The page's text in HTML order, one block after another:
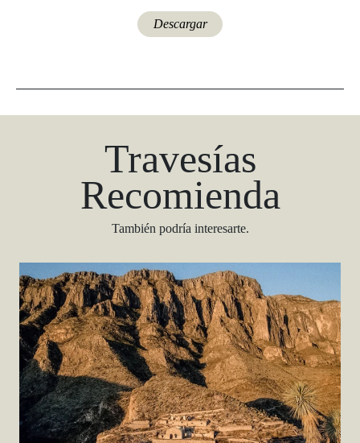
Descargar
Travesías
Recomienda
También podría interesarte.